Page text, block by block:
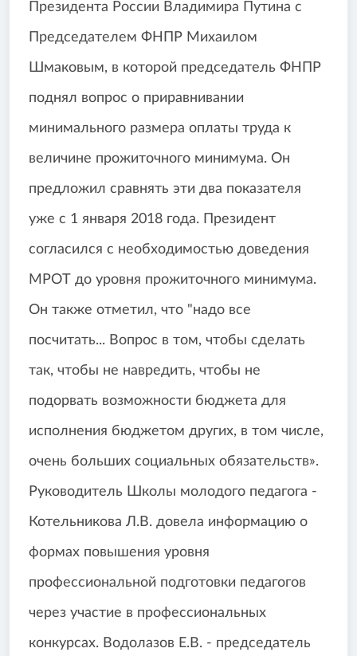
Президента России Владимира Путина с
Председателем ФНПР Михаилом
Шмаковым, в которой председатель ФНПР
поднял вопрос о приравнивании
минимального размера оплаты труда к
величине прожиточного минимума. Он
предложил сравнять эти два показателя
уже с 1 января 2018 года. Президент
согласился с необходимостью доведения
МРОТ до уровня прожиточного минимума.
Он также отметил, что "надо все
посчитать... Вопрос в том, чтобы сделать
так, чтобы не навредить, чтобы не
подорвать возможности бюджета для
исполнения бюджетом других, в том числе,
очень больших социальных обязательств».
Руководитель Школы молодого педагога -
Котельникова Л.В. довела информацию о
формах повышения уровня
профессиональной подготовки педагогов
через участие в профессиональных
конкурсах. Водолазов Е.В. - председатель